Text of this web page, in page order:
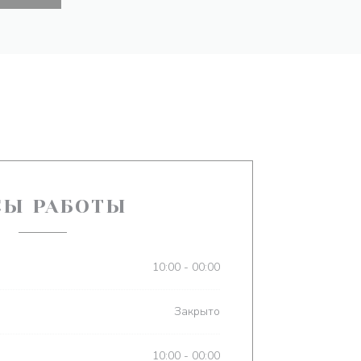
РАБОТЫ
10:00 - 00:00
Закрыто
10:00 - 00:00